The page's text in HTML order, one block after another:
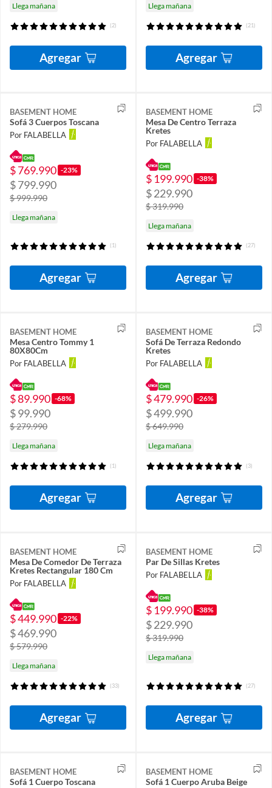
Llega mañana
(2)
Agregar
Llega mañana
(21)
Agregar
BASEMENT HOME
Sofá 3 Cuerpos Toscana
Por FALABELLA
$ 769.990 -23%
$ 799.990
$ 999.990
Llega mañana
(1)
Agregar
BASEMENT HOME
Mesa De Centro Terraza
Kretes
Por FALABELLA
$ 199.990 -38%
$ 229.990
$ 319.990
Llega mañana
(27)
Agregar
BASEMENT HOME
Mesa Centro Tommy 1
80X80Cm
Por FALABELLA
$ 89.990 -68%
$ 99.990
$ 279.990
Llega mañana
(1)
Agregar
BASEMENT HOME
Sofá De Terraza Redondo
Kretes
Por FALABELLA
$ 479.990 -26%
$ 499.990
$ 649.990
Llega mañana
(3)
Agregar
BASEMENT HOME
Mesa De Comedor De Terraza
Kretes Rectangular 180 Cm
Por FALABELLA
$ 449.990 -22%
$ 469.990
$ 579.990
Llega mañana
(33)
Agregar
BASEMENT HOME
Par De Sillas Kretes
Por FALABELLA
$ 199.990 -38%
$ 229.990
$ 319.990
Llega mañana
(27)
Agregar
BASEMENT HOME
Sofá 1 Cuerpo Toscana
BASEMENT HOME
Sofá 1 Cuerpo Aruba Beige